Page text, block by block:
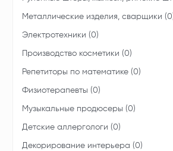
Металлические изделия, сварщики
Электротехники (0)
Производство косметики (0)
Репетиторы по математике (0)
Физиотерапевты (0)
Музыкальные продюсеры (0)
Детские аллергологи (0)
Декорирование интерьера (0)